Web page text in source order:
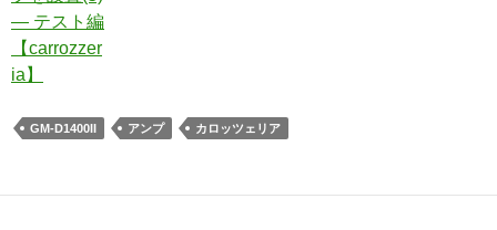
GM-D1400II アンプ カロッツェリア